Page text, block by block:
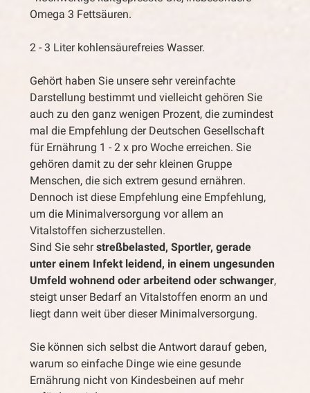
Omega 3 Fettsäuren.
2 - 3 Liter kohlensäurefreies Wasser.
Gehört haben Sie unsere sehr vereinfachte
Darstellung bestimmt und vielleicht gehören Sie
auch zu den ganz wenigen Prozent, die zumindest
mal die Empfehlung der Deutschen Gesellschaft
für Ernährung 1 - 2 x pro Woche erreichen. Sie
gehören damit zu der sehr kleinen Gruppe
Menschen, die sich extrem gesund ernähren.
Dennoch ist diese Empfehlung eine Empfehlung,
um die Minimalversorgung vor allem an
Vitalstoffen sicherzustellen.
Sind Sie sehrstreßbelasted, Sportler, gerade
unter einem Infekt leidend, in einem ungesunden
Umfeld wohnend oder arbeitend oder schwanger,
steigt unser Bedarf an Vitalstoffen enorm an und
liegt dann weit über dieser Minimalversorgung.
Sie können sich selbst die Antwort darauf geben,
warum so einfache Dinge wie eine gesunde
Ernährung nicht von Kindesbeinen auf mehr